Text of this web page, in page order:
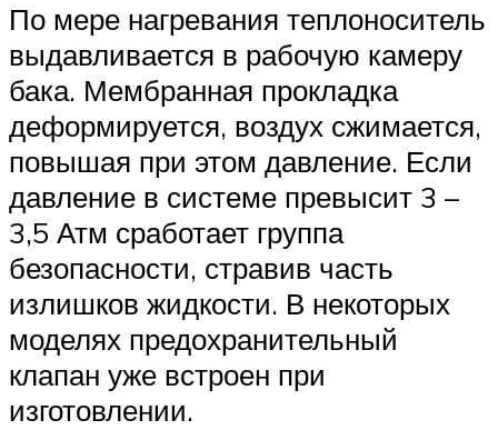
По мере нагревания теплоноситель
выдавливается в рабочую камеру
бака. Мембранная прокладка
деформируется, воздух сжимается,
повышая при этом давление. Если
давление в системе превысит 3 –
3,5 Атм сработает группа
безопасности, стравив часть
излишков жидкости. В некоторых
моделях предохранительный
клапан уже встроен при
изготовлении.